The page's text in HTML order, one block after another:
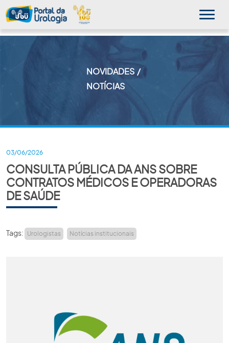
PUBLICAÇÕES
SBU NO CONSULTÓRIO
ACADEMIA SBU
NOVIDADES
NOTÍCIAS
03/06/2026
CONSULTA PÚBLICA DA ANS SOBRE
CONTRATOS MÉDICOS E OPERADORAS
DE SAÚDE
Tags: Urologistas Notícias institucionais